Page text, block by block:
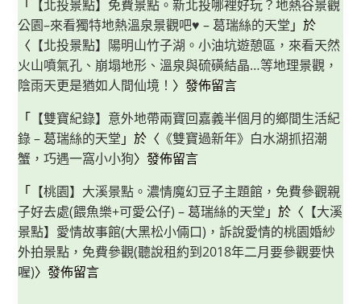
「 【北投景點】免費景點。新北投哪裡好玩？地熱谷景觀
公園–來看獨特地熱溫泉景觀吧♥ – 葛瑞絲的天堂 」於
〈 【北投景點】陽明山竹子湖。小油坑遊憩區，來看天然
火山噴氣孔、崩塌地形、溫泉與硫磺結晶…等地理景觀，
陰雨天更是猶如人間仙境！ 〉發佈留言
「 【雙寶紀錄】意外地帶兩寶回嘉義半個月的鄉間生活紀
錄 – 葛瑞絲的天堂 」於〈 《雙寶過新年》白水湖抓招潮
蟹，巧遇一窩小小狗〉發佈留言
「 【桃園】大溪景點。濃情魔幻豆子主題館，免費參觀親
子好去處(餵魚樂+可愛公仔) – 葛瑞絲的天堂 」於〈 【大溪
景點】愛情故事館(大黑松小倆口)，訴說愛情的桃園婚紗
外拍景點，免費參觀(聽說租約到2018年二月要參觀要快
喔)〉發佈留言